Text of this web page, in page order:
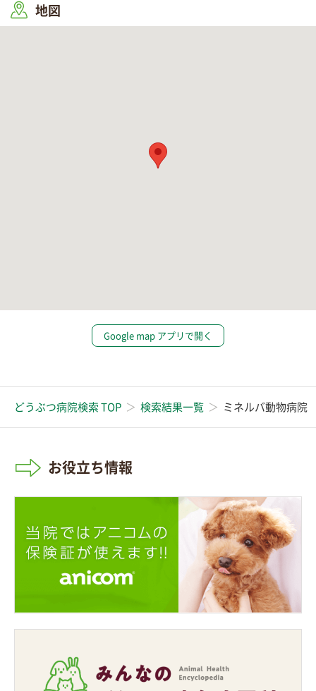
地図
Google map アプリで開く
どうぶつ病院検索 TOP 検索結果一覧 ミネルバ動物病院
お役立ち情報